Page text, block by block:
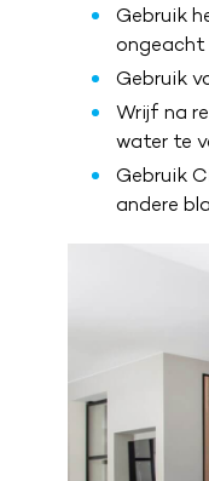
Gebruik
ongeacht
Gebruik
Wrijf na
water te
Gebruik
andere